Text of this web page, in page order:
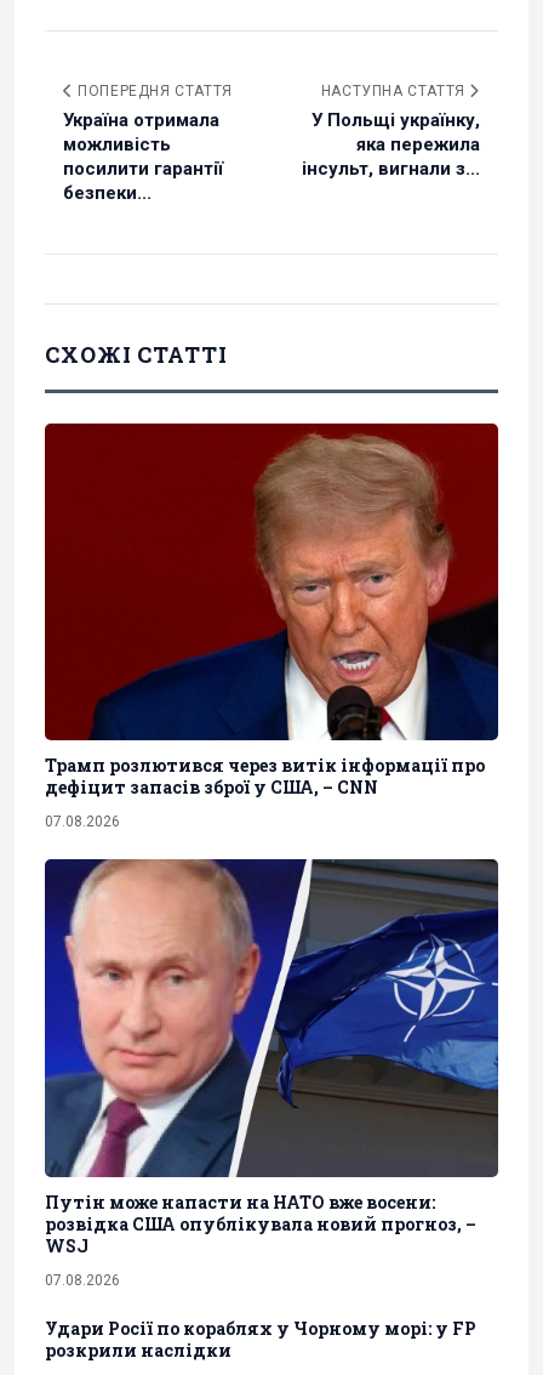
ПОПЕРЕДНЯ СТАТТЯ
Україна отримала
можливість
посилити гарантії
безпеки...
НАСТУПНА СТАТТЯ
У Польщі українку,
яка пережила
інсульт, вигнали з...
СХОЖІ СТАТТІ
Трамп розлютився через витік інформації про
дефіцит запасів зброї у США, – CNN
07.08.2026
Путін може напасти на НАТО вже восени:
розвідка США опублікувала новий прогноз, –
WSJ
07.08.2026
Удари Росії по кораблях у Чорному морі: у FP
розкрили наслідки